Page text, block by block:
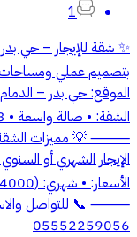
1
✨ شقة للإيجار – حي
بتصميم عملي ومساحات
الموقع: حي بدر –
⸻ 💡 مميزات الشقة: •
الإيجار الشهري أو
⸻ 📞 للتواصل
05552259056